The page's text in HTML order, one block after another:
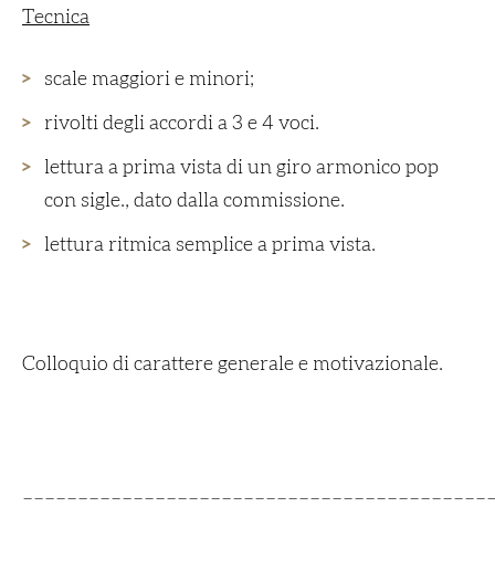
Tecnica
scale maggiori e minori;
rivolti degli accordi a 3 e 4 voci.
lettura a prima vista di un giro armonico pop
con sigle., dato dalla commissione.
lettura ritmica semplice a prima vista.
Colloquio di carattere generale e motivazionale.